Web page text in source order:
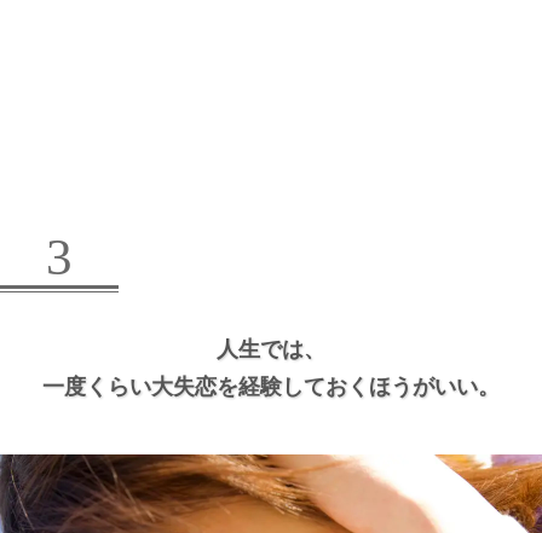
3
人生では、
一度くらい大失恋を経験しておくほうがいい。